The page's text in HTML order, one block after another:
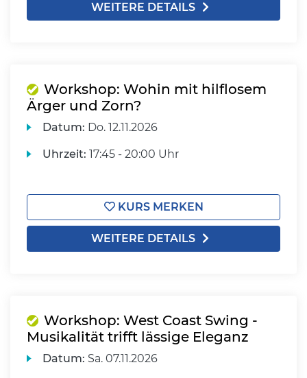
WEITERE DETAILS
Workshop: Wohin mit hilflosem
Ärger und Zorn?
Datum: Do. 12.11.2026
Uhrzeit: 17:45 - 20:00 Uhr
KURS MERKEN
WEITERE DETAILS
Workshop: West Coast Swing -
Musikalität trifft lässige Eleganz
Datum: Sa. 07.11.2026